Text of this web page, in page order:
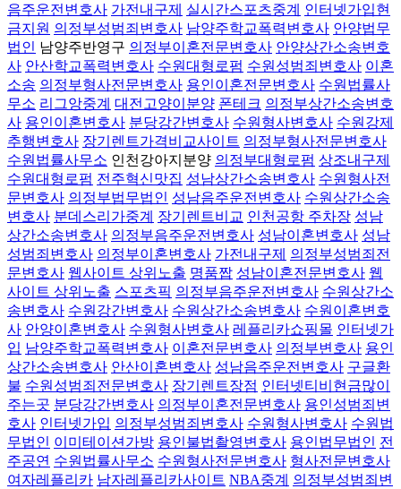
음주운전변호사 가전내구제 실시간스포츠중계 인터넷가입현
금지원 의정부성범죄변호사 남양주학교폭력변호사 안양법무
법인 남양주반영구 의정부이혼전문변호사 안양상간소송변호
사 안산학교폭력변호사 수원대형로펌 수원성범죄변호사 이혼
소송 의정부형사전문변호사 용인이혼전문변호사 수원법률사
무소 리그앙중계 대전고양이분양 폰테크 의정부상간소송변호
사 용인이혼변호사 분당강간변호사 수원형사변호사 수원강제
추행변호사 장기렌트가격비교사이트 의정부형사전문변호사
수원법률사무소 인천강아지분양 의정부대형로펌 상조내구제
수원대형로펌 전주혁신맛집 성남상간소송변호사 수원형사전
문변호사 의정부법무법인 성남음주운전변호사 수원상간소송
변호사 분데스리가중계 장기렌트비교 인천공항 주차장 성남
상간소송변호사 의정부음주운전변호사 성남이혼변호사 성남
성범죄변호사 의정부이혼변호사 가전내구제 의정부성범죄전
문변호사 웹사이트 상위노출 명품짭 성남이혼전문변호사 웹
사이트 상위노출 스포츠픽 의정부음주운전변호사 수원상간소
송변호사 수원강간변호사 수원상간소송변호사 수원이혼변호
사 안양이혼변호사 수원형사변호사 레플리카쇼핑몰 인터넷가
입 남양주학교폭력변호사 이혼전문변호사 의정부변호사 용인
상간소송변호사 안산이혼변호사 성남음주운전변호사 구글환
불 수원성범죄전문변호사 장기렌트장점 인터넷티비현금많이
주는곳 분당강간변호사 의정부이혼전문변호사 용인성범죄변
호사 인터넷가입 의정부성범죄변호사 수원형사변호사 수원법
무법인 이미테이션가방 용인불법촬영변호사 용인법무법인 전
주공연 수원법률사무소 수원형사전문변호사 형사전문변호사
여자레플리카 남자레플리카사이트 NBA중계 의정부성범죄변